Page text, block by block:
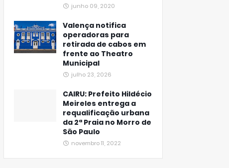
junho 09, 2020
Valença notifica
operadoras para
retirada de cabos em
frente ao Theatro
Municipal
julho 23, 2026
CAIRU: Prefeito Hildécio
Meireles entrega a
requalificação urbana
da 2ª Praia no Morro de
São Paulo
novembro 11, 2022